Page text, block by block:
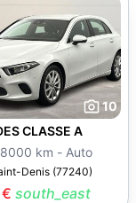
10
south_east
MERCEDES CLASSE A
2022 - 58000 km - Auto
Denis (77240)